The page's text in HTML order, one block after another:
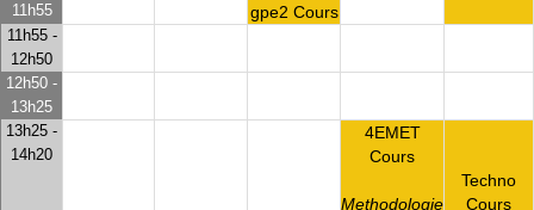
11h55
gpe2 Cours
11h55 -
12h50
12h50 -
13h25
13h25 -
14h20
4EMET
Cours
Methodologie
Techno
Cours